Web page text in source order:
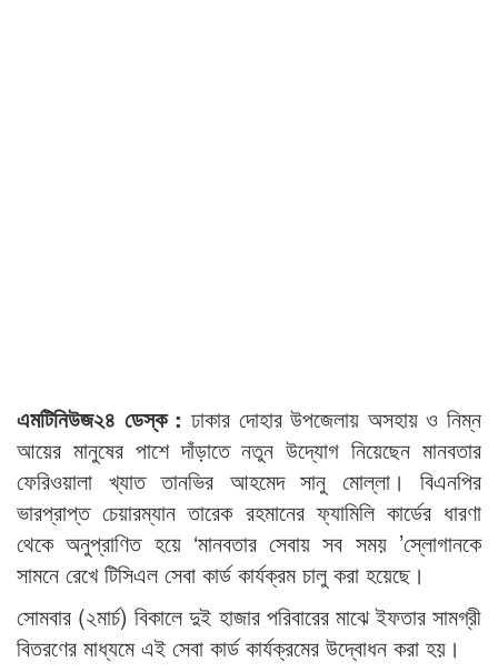
এমটিনিউজ২৪ ডেস্ক : ঢাকার দোহার উপজেলায় অসহায় ও নিম্ন
আয়ের মানুষের পাশে দাঁড়াতে নতুন উদ্যোগ নিয়েছেন মানবতার
ফেরিওয়ালা খ্যাত তানভির আহমেদ সানু মোল্লা। বিএনপির
ভারপ্রাপ্ত চেয়ারম্যান তারেক রহমানের ফ্যামিলি কার্ডের ধারণা
থেকে অনুপ্রাণিত হয়ে ‘মানবতার সেবায় সব সময় ’স্লোগানকে
সামনে রেখে টিসিএল সেবা কার্ড কার্যক্রম চালু করা হয়েছে।
সোমবার (২মার্চ) বিকালে দুই হাজার পরিবারের মাঝে ইফতার সামগ্রী
বিতরণের মাধ্যমে এই সেবা কার্ড কার্যক্রমের উদ্বোধন করা হয়।